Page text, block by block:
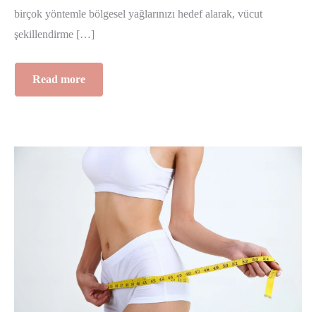
birçok yöntemle bölgesel yağlarınızı hedef alarak, vücut
şekillendirme […]
Read more